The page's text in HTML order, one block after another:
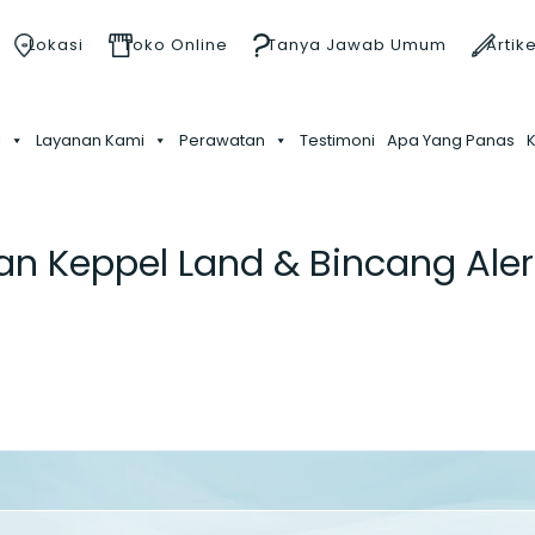
Lokasi Toko Online Tanya Jawab Umum
Layanan Kami Perawatan Testimoni Apa Yang Panas
Keppel Land & Bincang